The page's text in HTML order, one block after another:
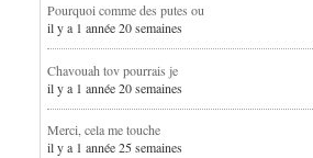
Pourquoi comme des putes ou
il y a 1 année 20 semaines
Chavouah tov pourrais je
il y a 1 année 20 semaines
Merci, cela me touche
il y a 1 année 25 semaines